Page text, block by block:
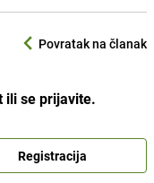
Povratak na članak
ili se prijavite.
Registracija